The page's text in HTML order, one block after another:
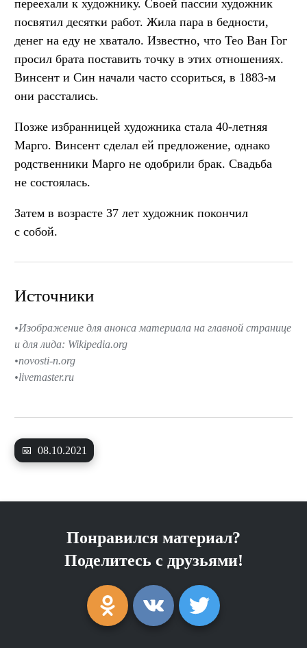
переехали к художнику. Своей пассии художник
посвятил десятки работ. Жила пара в бедности,
денег на еду не хватало. Известно, что Тео Ван Гог
просил брата поставить точку в этих отношениях.
Винсент и Син начали часто ссориться, в 1883-м
они расстались.
Позже избранницей художника стала 40-летняя
Марго. Винсент сделал ей предложение, однако
родственники Марго не одобрили брак. Свадьба
не состоялась.
Затем в возрасте 37 лет художник покончил
с собой.
📅 08.10.2021
Источники
Изображение для анонса материала на главной странице
и для лида: Wikipedia.org
novosti-n.org
livemaster.ru
Понравился материал?
Поделитесь с друзьями!